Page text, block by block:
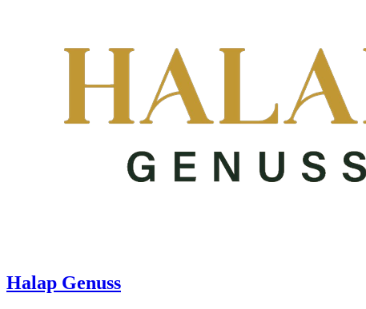
Halap Genuss